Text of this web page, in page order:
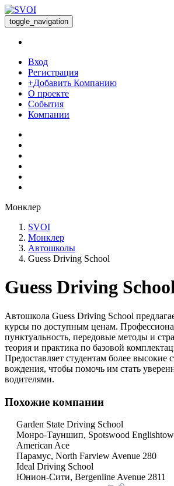
toggle_navigation
Вход
Регистрация
+Добавить Компанию
О проекте
События
Компании
Монклер
SVOI
Монклер
Автошколы
Guess Driving School
Guess Driving
Автошкола Guess Driving School
курсы по доступным ценам.
пунктуальность, передовые методы и
теория и практика по базовой
Предоставляет студентам более высокие
вождения, чтобы помочь им стать
водителями.
Похожие компании
Garden State Driving School
Монро-Тауншип, Spotswood
American Ace
Парамус, North Farview Avenue 280
Ideal Driving School
Юнион-Сити, Bergenline Avenue 2811